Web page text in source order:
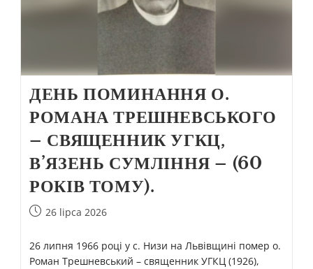
ДЕНЬ ПОМИНАННЯ О.
РОМАНА ТРЕШНЕВСЬКОГО
– СВЯЩЕННИК УГКЦ,
В’ЯЗЕНЬ СУМЛІННЯ – (60
РОКІВ ТОМУ).
26 lipca 2026
26 липня 1966 році у с. Низи на Львівщині помер о.
Роман Трешневський – священник УГКЦ (1926),